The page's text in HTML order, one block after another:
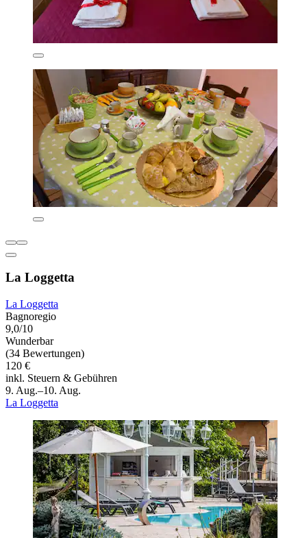
La Loggetta
La Loggetta
Bagnoregio
9,0/10
Wunderbar
(34 Bewertungen)
120 €
inkl. Steuern & Gebühren
9. Aug.–10. Aug.
La Loggetta